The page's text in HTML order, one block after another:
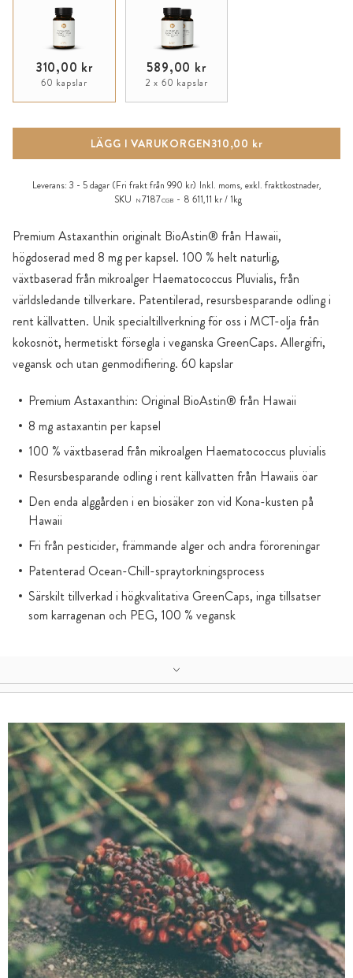
Premium Astaxanthin originalt BioAstin® från Hawaii,
högdoserad med 8 mg per kapsel. 100 % helt naturlig,
växtbaserad från mikroalger Haematococcus Pluvialis, från
världsledande tillverkare. Patentilerad, resursbesparande odling i
rent källvatten. Unik specialtillverkning för oss i MCT-olja från
kokosnöt, hermetiskt försegla i veganska GreenCaps. Allergifri,
vegansk och utan genmodifiering. 60 kapslar
Premium Astaxanthin: Original BioAstin® från Hawaii
8 mg astaxantin per kapsel
100 % växtbaserad från mikroalgen Haematococcus pluvialis
Resursbesparande odling i rent källvatten från Hawaiis öar
Den enda alggården i en biosäker zon vid Kona-kusten på
Hawaii
Fri från pesticider, främmande alger och andra föroreningar
Patenterad Ocean-Chill-spraytorkningsprocess
Särskilt tillverkad i högkvalitativa GreenCaps, inga tillsatser
som karragenan och PEG, 100 % vegansk
310,00 kr
60 kapslar
589,00 kr
2 x 60 kapslar
LÄGG I VARUKORGEN310,00 kr
Leverans: 3 - 5 dagar (Fri frakt från 990 kr) Inkl. moms, exkl. fraktkostnader,
SKU
N7187CGB 8 611,11 kr / 1kg